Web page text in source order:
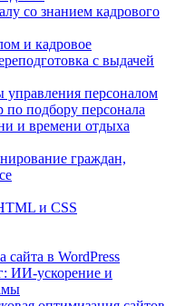
со знанием кадрового
и кадровое
с выдачей
персоналом
подбору персонала
и времени отдыха
граждан,
и СSS
сайта в WordPress
ИИ-ускорение и